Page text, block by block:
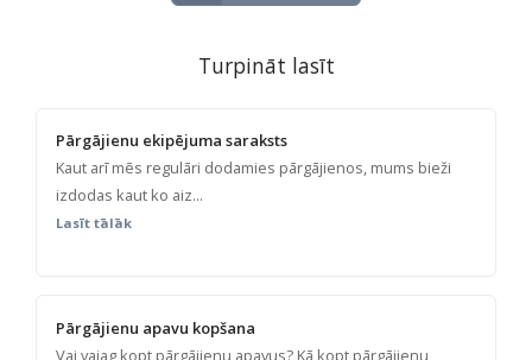
Turpināt lasīt
Pārgājienu ekipējuma saraksts
Kaut arī mēs regulāri dodamies pārgājienos, mums bieži
izdodas kaut ko aiz...
Lasīt tālāk
Pārgājienu apavu kopšana
Vai vajag kopt pārgājienu apavus? Kā kopt pārgājienu